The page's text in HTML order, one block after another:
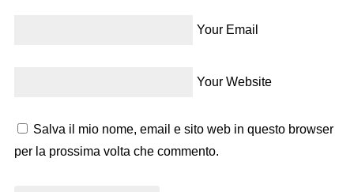
Your Email
Your Website
Salva il mio nome, email e sito web in questo browser
per la prossima volta che commento.